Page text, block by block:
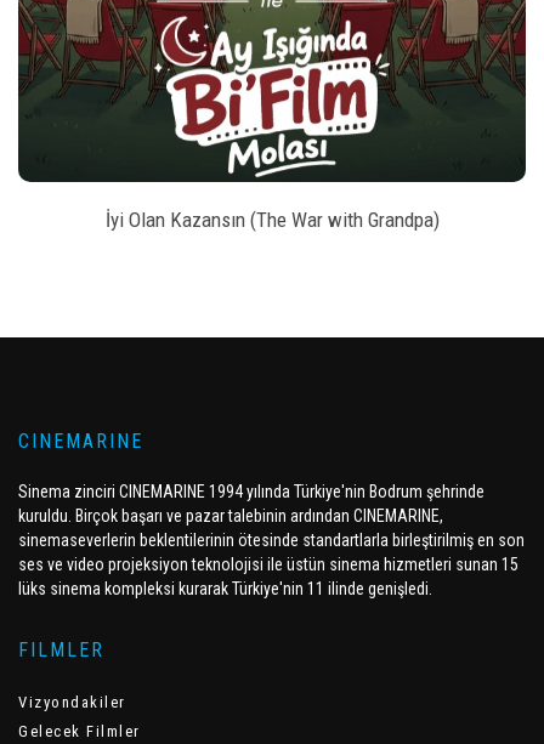
style BILET SATIN AL
İyi Olan Kazansın (The War with Grandpa)
CINEMARINE
Sinema zinciri CINEMARINE 1994 yılında Türkiye'nin Bodrum şehrinde
kuruldu. Birçok başarı ve pazar talebinin ardından CINEMARINE,
sinemaseverlerin beklentilerinin ötesinde standartlarla birleştirilmiş en son
ses ve video projeksiyon teknolojisi ile üstün sinema hizmetleri sunan 15
lüks sinema kompleksi kurarak Türkiye'nin 11 ilinde genişledi.
FILMLER
Vizyondakiler
Gelecek Filmler